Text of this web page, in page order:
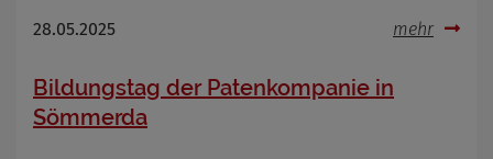
28.05.2025 mehr
Bildungstag der Patenkompanie in
Sömmerda